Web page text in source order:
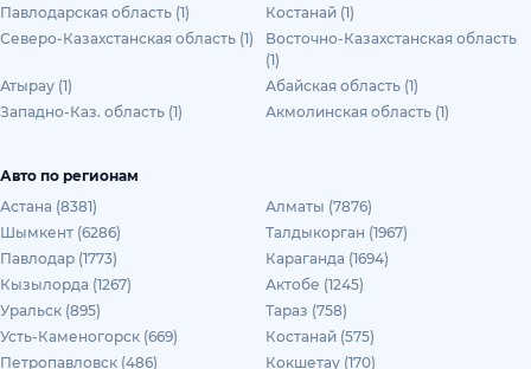
Павлодарская область (1)
Костанай (1)
Северо-Казахстанская область (1)
Восточно-Казахстанская область
(1)
Атырау (1)
Абайская область (1)
Западно-Каз. область (1)
Акмолинская область (1)
Авто по регионам
Астана (8381)
Алматы (7876)
Шымкент (6286)
Талдыкорган (1967)
Павлодар (1773)
Караганда (1694)
Кызылорда (1267)
Актобе (1245)
Уральск (895)
Тараз (758)
Усть-Каменогорск (669)
Костанай (575)
Петропавловск (486)
Кокшетау (170)